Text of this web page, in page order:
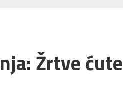
Žrtve ćute